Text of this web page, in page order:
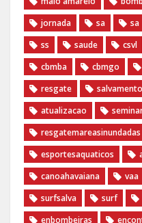
jornada
sa sa
ss
saude csvl
cbmba
cbmgo
resgate
salvamento
atualizacao
resgatemareasinundadas
esportesaquaticos
canoahavaiana
vaa
surfsalva
surf
enbombeiras